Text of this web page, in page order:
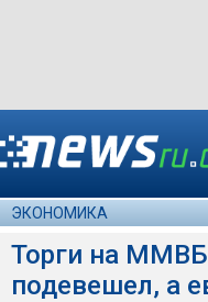
ЭКОНОМИКА
Торги на
подевешел, а